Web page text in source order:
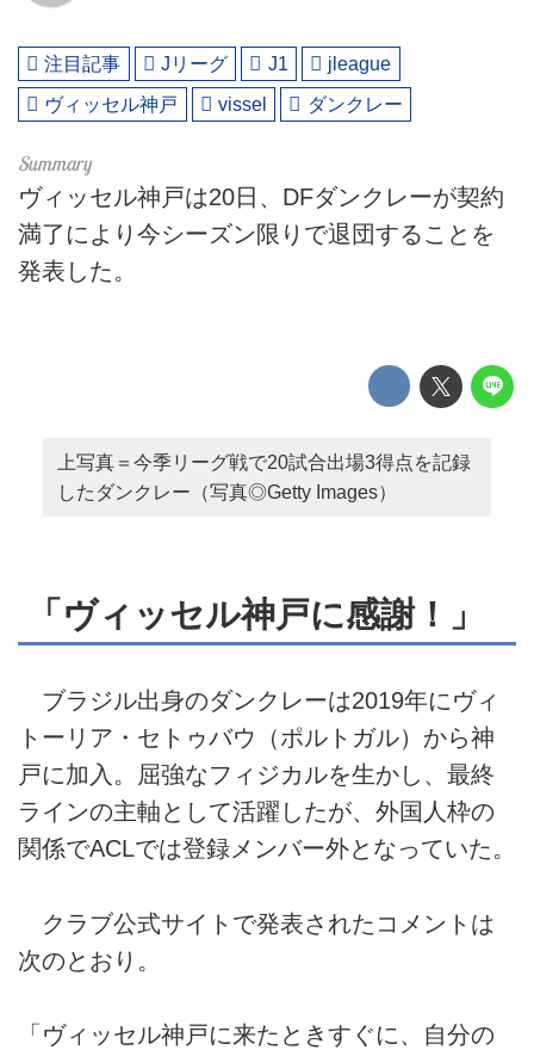
注目記事 Jリーグ J1
jleague
ヴィッセル神戸
vissel ダンクレー
ヴィッセル神戸は20日、DFダンクレーが契約
満了により今シーズン限りで退団することを
発表した。
上写真＝今季リーグ戦で20試合出場3得点を記録
したダンクレー（写真◎Getty Images）
「ヴィッセル神戸に感謝！」
ブラジル出身のダンクレーは2019年にヴィ
トーリア・セトゥバウ（ポルトガル）から神
戸に加入。屈強なフィジカルを生かし、最終
ラインの主軸として活躍したが、外国人枠の
関係でACLでは登録メンバー外となっていた。
クラブ公式サイトで発表されたコメントは
次のとおり。
「ヴィッセル神戸に来たときすぐに、自分の